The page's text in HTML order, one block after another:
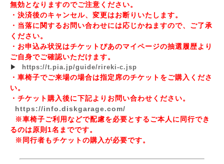
無効となりますのでご注意ください。
・決済後のキャンセル、変更はお断りいたします。
・当落に関するお問い合わせには応じかねますので、ご了承
ください。
・お申込み状況はチケットぴあのマイページの抽選履歴より
ご自身でご確認いただけます。
▶
https://t.pia.jp/guide/rireki-c.jsp
・車椅子でご来場の場合は指定席のチケットをご購入くださ
い。
・チケット購入後に下記よりお問い合わせください。
https://info.diskgarage.com/
※車椅子ご利用などで配慮を必要とするご本人に同行でき
るのは原則1名までです。
※同行者もチケットの購入が必要です。